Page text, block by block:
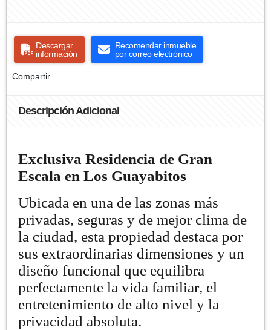
Descargar
información
Recomendar inmueble
por correo electrónico
Compartir
Descripción Adicional
Exclusiva Residencia de Gran
Escala en Los Guayabitos
Ubicada en una de las zonas más
privadas, seguras y de mejor clima de
la ciudad, esta propiedad destaca por
sus extraordinarias dimensiones y un
diseño funcional que equilibra
perfectamente la vida familiar, el
entretenimiento de alto nivel y la
privacidad absoluta.